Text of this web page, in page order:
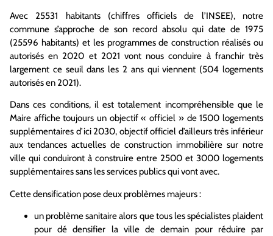
Avec 25531 habitants (chiffres officiels de l’INSEE), notre
commune s’approche de son record absolu qui date de 1975
(25596 habitants) et les programmes de construction réalisés ou
autorisés en 2020 et 2021 vont nous conduire à franchir très
largement ce seuil dans les 2 ans qui viennent (504 logements
autorisés en 2021).
Dans ces conditions, il est totalement incompréhensible que le
Maire affiche toujours un objectif « officiel » de 1500 logements
supplémentaires d’ici 2030, objectif officiel d’ailleurs très inférieur
aux tendances actuelles de construction immobilière sur notre
ville qui conduiront à construire entre 2500 et 3000 logements
supplémentaires sans les services publics qui vont avec.
Cette densification pose deux problèmes majeurs :
un problème sanitaire alors que tous les spécialistes plaident
pour dé densifier la ville de demain pour réduire par